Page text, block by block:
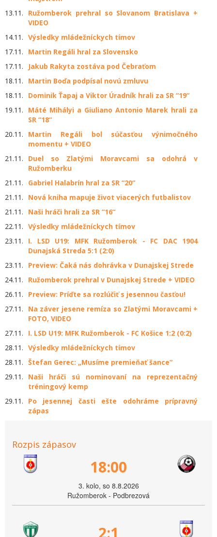
13.11.
Ružomberok prehral so Slovanom Bratislava +
VIDEO
14.11. Výsledky mládežníckych tímov
17.11.
Martin Regáli hral za Slovensko
17.11.
Jakub Rakyta zostáva pod Čebraťom
18.11.
Martin Boďa podpísal novú zmluvu
18.11.
Dominik Ťapaj a Viktor Úradník hrali za SR “19“
19.11.
Máté Mihályi a Giuliano Antonio Marek hrali za
SR “18“
20.11.
Martin Regáli bol súčasťou výnimočného
momentu + VIDEO
21.11.
Duel so Zlatými Moravcami sa odohrá v
Ružomberku
21.11.
Gabriel Halabrín hral za SR “20“
21.11.
Nová kniha mapuje život viacerých futbalistov
21.11.
Naši hráči hrali za SR “16“
22.11. Výsledky mládežníckych tímov
23.11.
I. LSD U19: MFK Ružomberok - FC DAC 1904
Dunajská Streda 5:1 (2:0)
23.11.
Preview: Čaká nás dohrávka v Dunajskej Strede
24.11.
Ružomberok prehral v Dunajskej Strede + VIDEO
26.11.
Preview: Príďte sa rozlúčiť s jesennou časťou!
27.11.
Na záver jesene remíza so Zlatými Moravcami +
FOTO, VIDEO
27.11.
I. LSD U19: MFK Ružomberok - FC Košice 1:2 (0:2)
28.11. Výsledky mládežníckych tímov
28.11. Štefan Gerec: „Musíme premieňať šance“
29.11.
Naši hráči sú nominovaní na reprezentačný
tréningový kemp
29.11.
Po jesennej časti ešte odohráme prípravný
zápas
Rozpis zápasov
18:00
3. kolo, so 8.8.2026
Ružomberok - Podbrezová
2:1